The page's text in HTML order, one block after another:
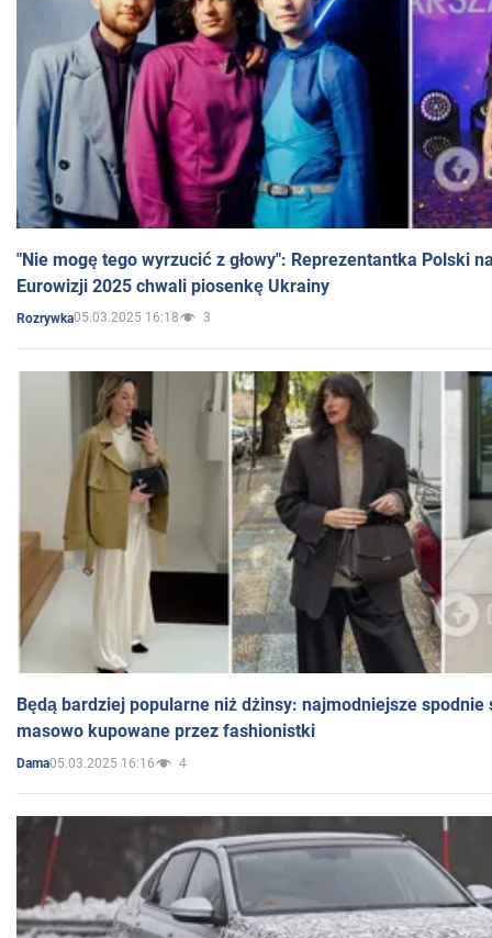
"Nie mogę tego wyrzucić z głowy": Reprezentantka Polski
Eurowizji 2025 chwali piosenkę Ukrainy
Rozrywka05.03.2025 16:18 3
Będą bardziej popularne niż dżinsy: najmodniejsze spodnie
masowo kupowane przez fashionistki
Dama05.03.2025 16:16 4